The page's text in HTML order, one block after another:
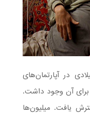
فرش دستباف ‌ در دهه ۶۰ میلادی در آپارتمان‌های
برای آن وجود داشت.
یافت. میلیون‌ها